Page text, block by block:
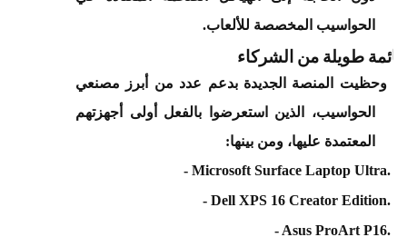
الحواسيب المخصصة للألعاب.
قائمة طويلة من الشركاء
·وحظيت المنصة الجديدة بدعم عدد من أبرز مصنعي
الحواسيب، الذين استعرضوا بالفعل أولى أجهزتهم
المعتمدة عليها، ومن بينها:
- Microsoft Surface Laptop Ultra.
- Dell XPS 16 Creator Edition.
- Asus ProArt P16.